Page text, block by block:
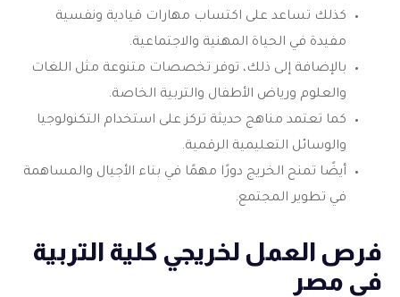
كذلك تساعد على اكتساب مهارات قيادية ونفسية
مفيدة في الحياة المهنية والاجتماعية.
بالإضافة إلى ذلك، توفر تخصصات متنوعة مثل اللغات
والعلوم ورياض الأطفال والتربية الخاصة.
كما تعتمد مناهج حديثة تركز على استخدام التكنولوجيا
والوسائل التعليمية الرقمية.
أيضًا تمنح الخريج دورًا مهمًا في بناء الأجيال والمساهمة
في تطوير المجتمع.
فرص العمل لخريجي كلية التربية
في مصر